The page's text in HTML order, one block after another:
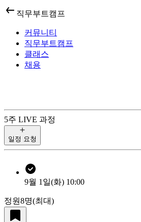
직무부트캠프
커뮤니티
직무부트캠프
클래스
채용
5주 LIVE 과정
일정 요청
9월 1일(화) 10:00
정원8명(최대)